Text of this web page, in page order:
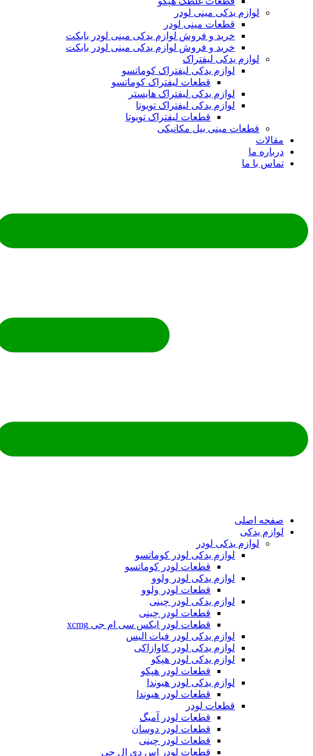
لوازم یدکی مینی لودر
قطعات مینی لودر
خرید و فروش لوازم یدکی مینی لودر بابکت
خرید و فروش لوازم یدکی مینی لودر بابکت
لوازم یدکی لیفتراک
لوازم یدکی لیفتراک کوماتسو
قطعات لیفتراک کوماتسو
لوازم یدکی لیفتراک هایستر
لوازم یدکی لیفتراک تویوتا
قطعات لیفتراک تویوتا
قطعات مینی بیل مکانیکی
مقالات
درباره ما
تماس با ما
صفحه اصلی
لوازم یدکی
لوازم یدکی لودر
لوازم یدکی لودر کوماتسو
قطعات لودر کوماتسو
لوازم یدکی لودر ولوو
قطعات لودر ولوو
لوازم یدکی لودر چینی
قطعات لودر چینی
قطعات لودر ایکس سی ام جی xcmg
لوازم یدکی لودر فیات الیس
لوازم یدکی لودر کاوازاکی
لوازم یدکی لودر هپکو
قطعات لودر هپکو
لوازم یدکی لودر هیوندا
قطعات لودر هیوندا
قطعات لودر
قطعات لودر آمیگ
قطعات لودر دوسان
قطعات لودر چینی
قطعات لودر اس دی ال جی